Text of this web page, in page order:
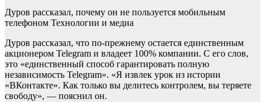
Дуров рассказал, почему он не пользуется мобильным
телефоном Технологии и медиа
Дуров рассказал, что по-прежнему остается единственным
акционером Telegram и владеет 100% компании. С его слов,
это «единственный способ гарантировать полную
независимость Telegram». «Я извлек урок из истории
«ВКонтакте». Как только вы делитесь контролем, вы теряете
свободу», — пояснил он.